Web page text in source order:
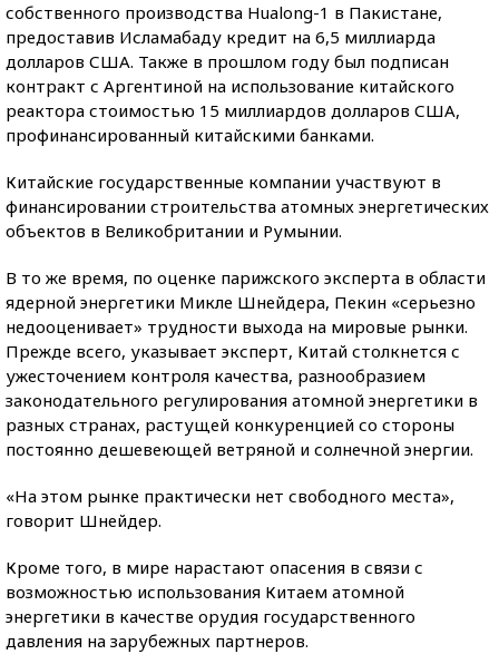
собственного производства Hualong-1 в Пакистане,
предоставив Исламабаду кредит на 6,5 миллиарда
долларов США. Также в прошлом году был подписан
контракт с Аргентиной на использование китайского
реактора стоимостью 15 миллиардов долларов США,
профинансированный китайскими банками.
Китайские государственные компании участвуют в
финансировании строительства атомных энергетических
объектов в Великобритании и Румынии.
В то же время, по оценке парижского эксперта в области
ядерной энергетики Микле Шнейдера, Пекин «серьезно
недооценивает» трудности выхода на мировые рынки.
Прежде всего, указывает эксперт, Китай столкнется с
ужесточением контроля качества, разнообразием
законодательного регулирования атомной энергетики в
разных странах, растущей конкуренцией со стороны
постоянно дешевеющей ветряной и солнечной энергии.
«На этом рынке практически нет свободного места»,
говорит Шнейдер.
Кроме того, в мире нарастают опасения в связи с
возможностью использования Китаем атомной
энергетики в качестве орудия государственного
давления на зарубежных партнеров.